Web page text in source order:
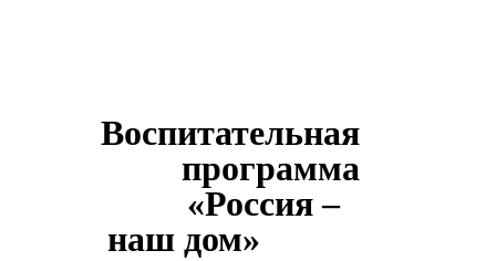
Воспитательная
программа
«Россия –
наш дом»